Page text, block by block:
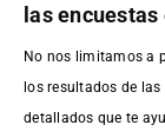
las
No nos limitamos a
los resultados de
detallados que te